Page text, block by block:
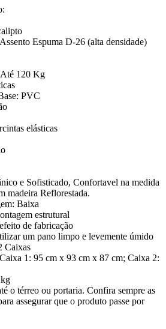
Espuma D-26 (alta densidade)
120 Kg
PVC
elásticas
e Sofisticado, Confortavel na medida
madeira Reflorestada.
Baixa
estrutural
de fabricação
um pano limpo e levemente úmido
Caixas
1: 95 cm x 93 cm x 87 cm; Caixa 2:
o térreo ou portaria. Confira sempre as
assegurar que o produto passe por